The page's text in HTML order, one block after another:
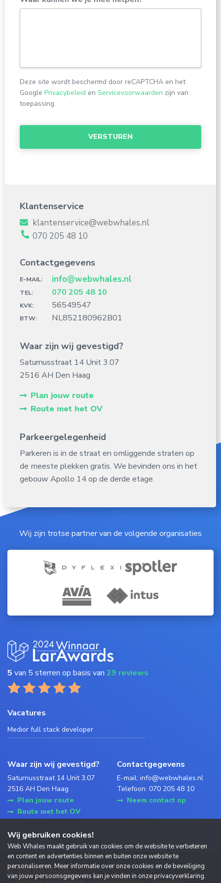
Deze site wordt beschermd door reCAPTCHA en het
Google Privacybeleid en Servicevoorwaarden zijn van
toepassing.
Klantenservice
klantenservice@webwhales.nl
070 205 48 10
Contactgegevens
E-MAIL: info@webwhales.nl
TEL: 070 205 48 10
KVK: 56549547
BTW: NL852180962B01
Waar zijn wij gevestigd?
Saturnusstraat 14 Unit 3.07
2516 AH Den Haag
Plan jouw route
Route met het OV
Parkeergelegenheid
Parkeren is in de straat en omliggende straten op
de meeste plekken gratis. We bevinden ons in het
gebouw Apollo 14 op de derde etage.
Wij zijn trotse partner van de volgende organisaties
5 van 5 sterren op basis van 29 reviews
Vacatures
Medior full stack developer
Waar zijn wij gevestigd?
Saturnusstraat 14 Unit 3.07
2516 AH Den Haag
Plan jouw route
Route met het OV
Contactgegevens
E-mail: info@webwhales.nl
Telefoon: 070 205 48 10
Neem contact op
© 2026 Web Whales
Wij gebruiken cookies!
Web Whales maakt gebruik van cookies om de website te verbeteren
en content en advertenties binnen en buiten onze website te
personaliseren. Meer informatie over onze cookies en de beveiliging
van jouw persoonsgegevens kan je vinden in onzeprivacyverklaring.